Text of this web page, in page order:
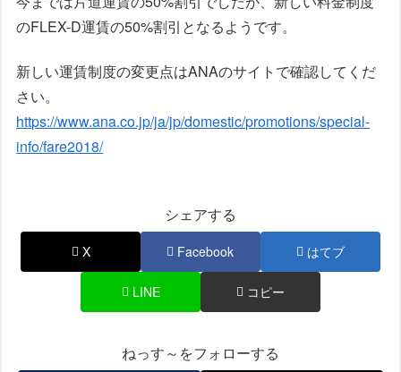
のFLEX-D運賃の50%割引となるようです。
新しい運賃制度の変更点はANAのサイトで確認してくだ
さい。
https://www.ana.co.jp/ja/jp/domestic/promotions/special-
info/fare2018/
シェアする
X Facebook はてブ
LINE コピー
ねっす～をフォローする